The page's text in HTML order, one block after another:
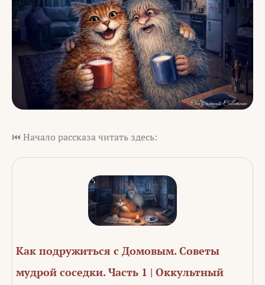
⏮️ Начало рассказа читать здесь:
Как подружиться с Домовым. Советы
мудрой соседки. Часть 1 | Оккультный